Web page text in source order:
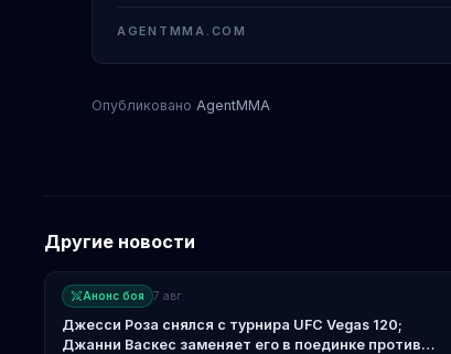
AGENTMMA.COM
Опубликовано AgentMMA
Другие новости
Анонс боя 7 авг.
Джесси Роза снялся с турнира UFC Vegas 120;
Джанни Васкес заменяет его в поединке против